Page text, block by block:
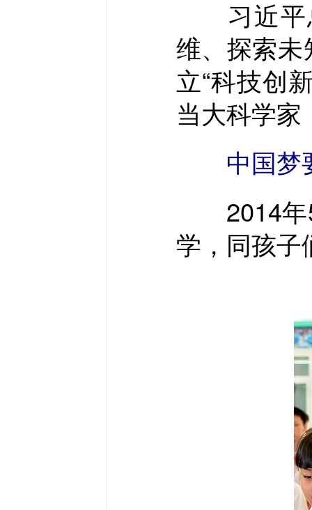
习近平
维、探索
立“科技创
当大科学
中国梦
2014年5
学，同孩子